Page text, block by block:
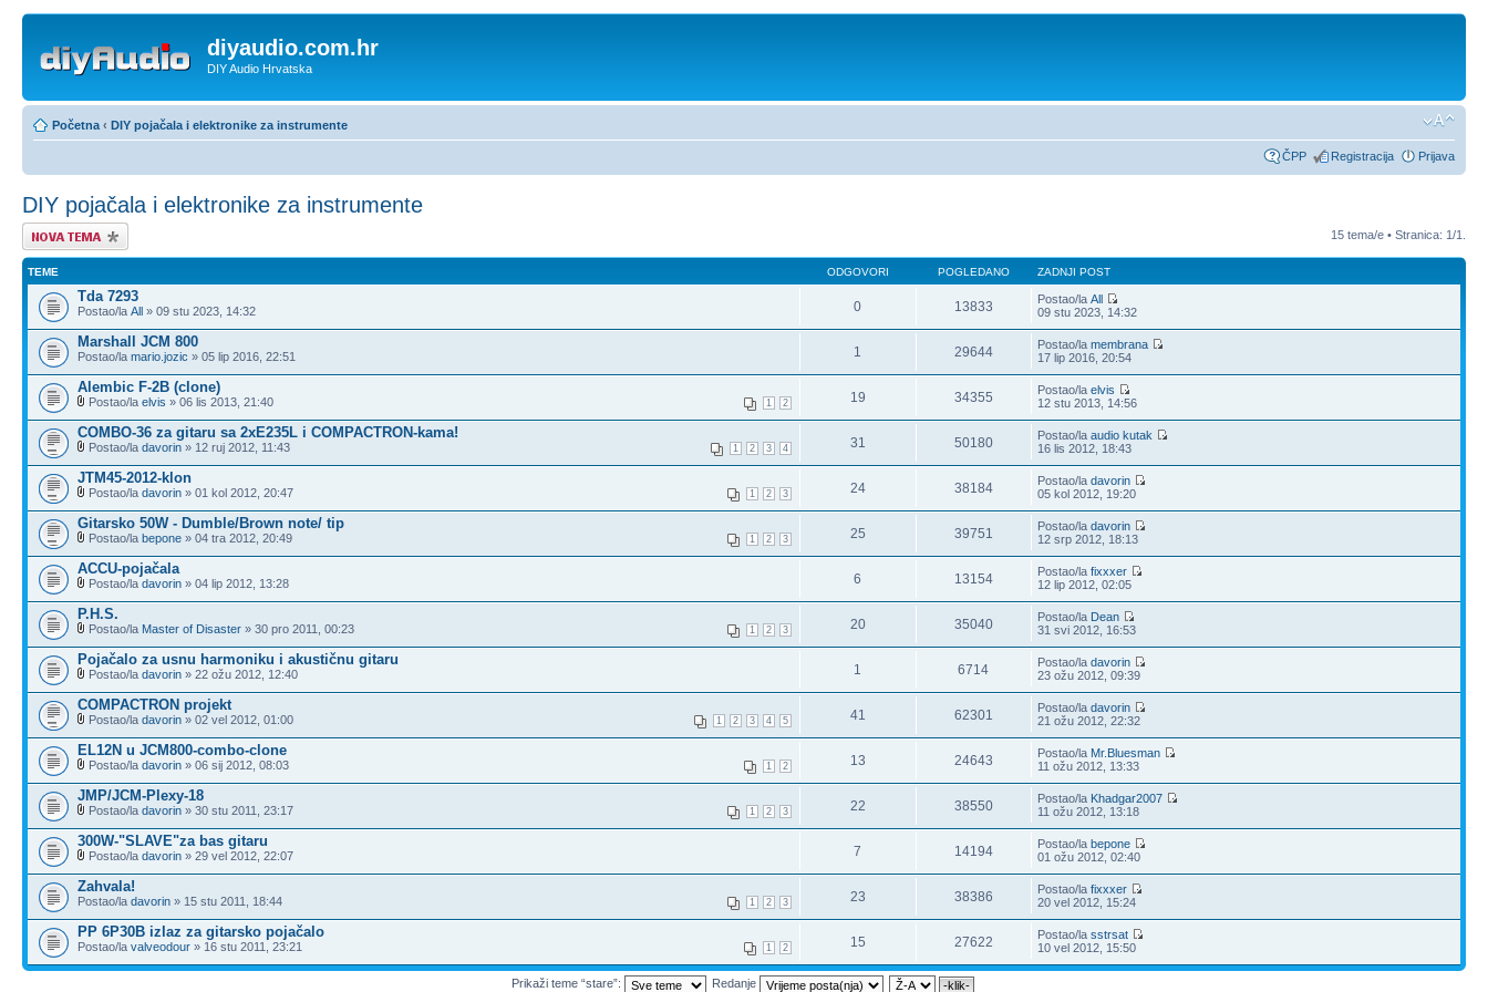
diyaudio.com.hr
DIY Audio Hrvatska
Početna ‹ DIY pojačala i elektronike za instrumente
ČPP Registracija Prijava
DIY pojačala i elektronike za instrumente
Započni novu temu 15 tema/e • Stranica: 1/1
TEME ODGOVORI POGLEDANO ZADNJI POST
Tda 7293
Postao/la All » 09 stu 2023, 14:32 0 13833 Postao/laAll
09 stu 2023, 14:32
Marshall JCM 800
Postao/la mario.jozic » 05 lip 2016, 22:51 1 29644 Postao/lamembrana
17 lip 2016, 20:54
Alembic F-2B (clone)
1 2
Postao/la elvis » 06 lis 2013, 21:40 19 34355 Postao/laelvis
12 stu 2013, 14:56
COMBO-36 za gitaru sa 2xE235L i COMPACTRON-kama!
1 2 3 4
Postao/la davorin » 12 ruj 2012, 11:43 31 50180 Postao/laaudio kutak
16 lis 2012, 18:43
JTM45-2012-klon
1 2 3
Postao/la davorin » 01 kol 2012, 20:47 24 38184 Postao/ladavorin
05 kol 2012, 19:20
Gitarsko 50W - Dumble/Brown note/ tip
1 2 3
Postao/la bepone » 04 tra 2012, 20:49 25 39751 Postao/ladavorin
12 srp 2012, 18:13
ACCU-pojačala
Postao/la davorin » 04 lip 2012, 13:28 6 13154 Postao/lafixxxer
12 lip 2012, 02:05
P.H.S.
1 2 3
Postao/la Master of Disaster » 30 pro 2011, 00:23 20 35040 Postao/la Dean
31 svi 2012, 16:53
Pojačalo za usnu harmoniku i akustičnu gitaru
Postao/la davorin » 22 ožu 2012, 12:40 1 6714 Postao/ladavorin
23 ožu 2012, 09:39
COMPACTRON projekt
1 2 3 4 5
Postao/la davorin » 02 vel 2012, 01:00 41 62301 Postao/ladavorin
21 ožu 2012, 22:32
EL12N u JCM800-combo-clone
1 2
Postao/la davorin » 06 sij 2012, 08:03 13 24643 Postao/la Mr.Bluesman
11 ožu 2012, 13:33
JMP/JCM-Plexy-18
1 2 3
Postao/la davorin » 30 stu 2011, 23:17 22 38550 Postao/la Khadgar2007
11 ožu 2012, 13:18
300W-"SLAVE"za bas gitaru
Postao/la davorin » 29 vel 2012, 22:07 7 14194 Postao/labepone
01 ožu 2012, 02:40
Zahvala!
1 2 3
Postao/la davorin » 15 stu 2011, 18:44 23 38386 Postao/lafixxxer
20 vel 2012, 15:24
PP 6P30B izlaz za gitarsko pojačalo
1 2
Postao/la valveodour » 16 stu 2011, 23:21 15 27622 Postao/lasstrsat
10 vel 2012, 15:50
Prikaži teme “stare”: Redanje